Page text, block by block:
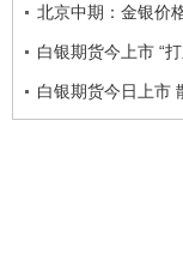
北京中期：金银价
白银期货今上市 “
白银期货今日上市